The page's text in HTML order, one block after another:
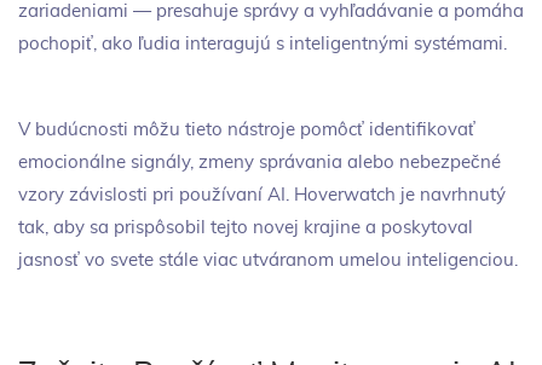
zariadeniami — presahuje správy a vyhľadávanie a pomáha
pochopiť, ako ľudia interagujú s inteligentnými systémami.
V budúcnosti môžu tieto nástroje pomôcť identifikovať
emocionálne signály, zmeny správania alebo nebezpečné
vzory závislosti pri používaní AI. Hoverwatch je navrhnutý
tak, aby sa prispôsobil tejto novej krajine a poskytoval
jasnosť vo svete stále viac utváranom umelou inteligenciou.